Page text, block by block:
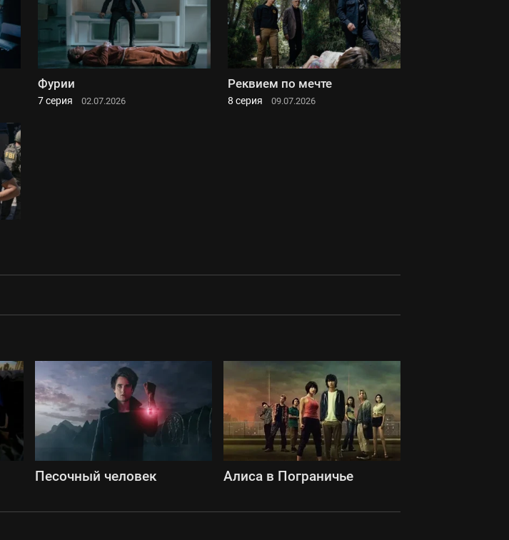
Фурии
7 серия 02.07.2026
Реквием по мечте
8 серия 09.07.2026
Песочный человек Алиса в Пограничье